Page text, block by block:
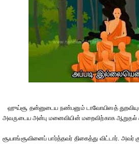
ஹுய்சூ தன்னுடைய நண்பனும் டாவோயிஸத்
அவருடைய அன்பு மனைவியின் மறைவிற்காக ஆறுதல்
சூயாங்சூவினைப் பார்த்தவர் திகைத்து விட்டார். அவர்